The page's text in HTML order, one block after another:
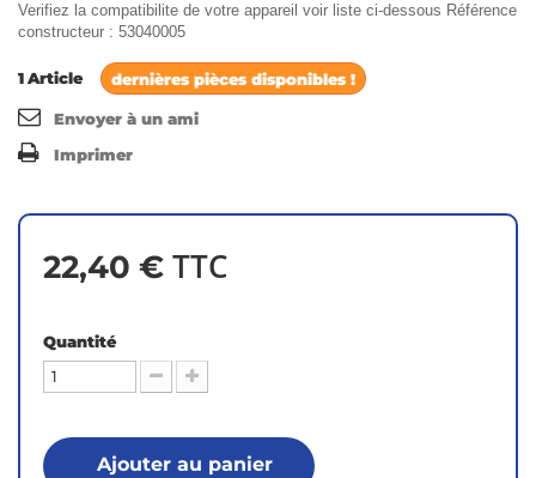
Verifiez la compatibilite de votre appareil voir liste ci-dessous Référence
constructeur : 53040005
1Article dernières pièces disponibles !
Envoyer à un ami
Imprimer
22,40 € TTC
Quantité
Ajouter au panier